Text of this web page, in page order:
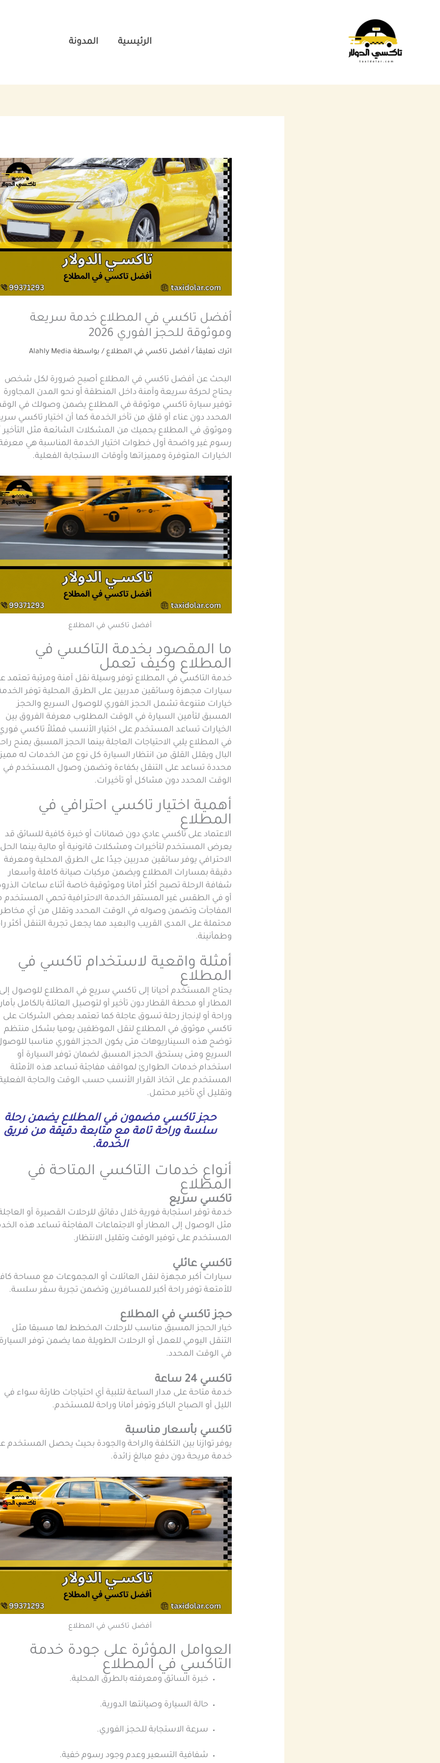
الرئيسية المدونة
أفضل تاكسي في المطلاع خدمة سريعة
وموثوقة للحجز الفوري 2026
اترك تعليقاً / أفضل تاكسي في المطلاع / بواسطة Alahly Media
البحث عن أفضل تاكسي في المطلاع أصبح ضرورة لكل شخص
يحتاج لحركة سريعة وآمنة داخل المنطقة أو نحو المدن المجاورة
توفير سيارة تاكسي موثوقة في المطلاع يضمن وصولك في
المحدد دون عناء أو قلق من تأخر الخدمة كما أن اختيار تاكسي
وموثوق في المطلاع يحميك من المشكلات الشائعة مثل التأخير
رسوم غير واضحة أول خطوات اختيار الخدمة المناسبة هي
الخيارات المتوفرة ومميزاتها وأوقات الاستجابة الفعلية.
أفضل تاكسي في المطلاع
ما المقصود بخدمة التاكسي في
المطلاع وكيف تعمل
خدمة التاكسي في المطلاع توفر وسيلة نقل آمنة ومرتبة تعتمد
سيارات مجهزة وسائقين مدربين على الطرق المحلية توفر
خيارات متنوعة تشمل الحجز الفوري للوصول السريع والحجز
المسبق لتأمين السيارة في الوقت المطلوب معرفة الفروق بين
الخيارات تساعد المستخدم على اختيار الأنسب فمثلاً تاكسي
في المطلاع يلبي الاحتياجات العاجلة بينما الحجز المسبق يمنح
البال ويقلل القلق من انتظار السيارة كل نوع من الخدمات له
محددة تساعد على التنقل بكفاءة وتضمن وصول المستخدم في
الوقت المحدد دون مشاكل أو تأخيرات.
أهمية اختيار تاكسي احترافي في
المطلاع
الاعتماد على تاكسي عادي دون ضمانات أو خبرة كافية للسائق قد
يعرض المستخدم لتأخيرات ومشكلات قانونية أو مالية بينما الحل
الاحترافي يوفر سائقين مدربين جيدًا على الطرق المحلية ومعرفة
دقيقة بمسارات المطلاع ويضمن مركبات صيانة كاملة وأسعار
شفافة الرحلة تصبح أكثر أمانا وموثوقية خاصة أثناء ساعات
أو في الطقس غير المستقر الخدمة الاحترافية تحمي المستخدم
المفاجآت وتضمن وصوله في الوقت المحدد وتقلل من أي مخاطر
محتملة على المدى القريب والبعيد مما يجعل تجربة التنقل أكثر
وطمأنينة.
أمثلة واقعية لاستخدام تاكسي في
المطلاع
يحتاج المستخدم أحيانا إلى تاكسي سريع في المطلاع للوصول
المطار أو محطة القطار دون تأخير أو لتوصيل العائلة بالكامل
وراحة أو لإنجاز رحلة تسوق عاجلة كما تعتمد بعض الشركات على
تاكسي موثوق في المطلاع لنقل الموظفين يوميا بشكل منتظم
توضح هذه السيناريوهات متى يكون الحجز الفوري مناسبا
السريع ومتى يستحق الحجز المسبق لضمان توفر السيارة أو
استخدام خدمات الطوارئ لمواقف مفاجئة تساعد هذه الأمثلة
المستخدم على اتخاذ القرار الأنسب حسب الوقت والحاجة
وتقليل أي تأخير محتمل.
حجز تاكسي مضمون في المطلاع يضمن رحلة
سلسة وراحة تامة مع متابعة دقيقة من فريق
الخدمة.
أنواع خدمات التاكسي المتاحة في
المطلاع
تاكسي سريع
خدمة توفر استجابة فورية خلال دقائق للرحلات القصيرة أو
مثل الوصول إلى المطار أو الاجتماعات المفاجئة تساعد هذه
المستخدم على توفير الوقت وتقليل الانتظار.
تاكسي عائلي
سيارات أكبر مجهزة لنقل العائلات أو المجموعات مع مساحة
للأمتعة توفر راحة أكبر للمسافرين وتضمن تجربة سفر سلسة.
حجز تاكسي في المطلاع
خيار الحجز المسبق مناسب للرحلات المخطط لها مسبقا مثل
التنقل اليومي للعمل أو الرحلات الطويلة مما يضمن توفر
في الوقت المحدد.
تاكسي 24 ساعة
خدمة متاحة على مدار الساعة لتلبية أي احتياجات طارئة سواء في
الليل أو الصباح الباكر وتوفر أمانا وراحة للمستخدم.
تاكسي بأسعار مناسبة
يوفر توازنا بين التكلفة والراحة والجودة بحيث يحصل المستخدم
خدمة مريحة دون دفع مبالغ زائدة.
أفضل تاكسي في المطلاع
العوامل المؤثرة على جودة خدمة
التاكسي في المطلاع
خبرة السائق ومعرفته بالطرق المحلية.
حالة السيارة وصيانتها الدورية.
سرعة الاستجابة للحجز الفوري.
شفافية التسعير وعدم وجود رسوم خفية.